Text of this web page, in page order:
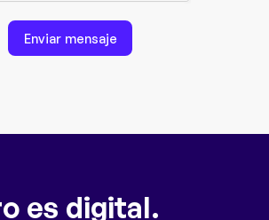
Enviar mensaje
es digital.